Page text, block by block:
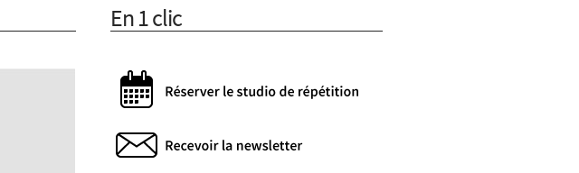
En 1 clic